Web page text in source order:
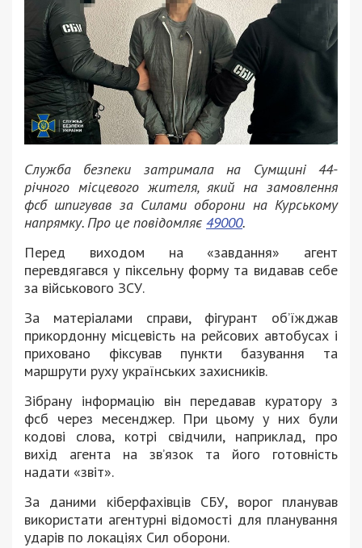
Служба безпеки затримала на Сумщині 44-
річного місцевого жителя, який на замовлення
фсб шпигував за Силами оборони на Курському
напрямку. Про це повідомляє 49000.
Перед виходом на «завдання» агент
перевдягався у піксельну форму та видавав себе
за військового ЗСУ.
За матеріалами справи, фігурант об’їжджав
прикордонну місцевість на рейсових автобусах і
приховано фіксував пункти базування та
маршрути руху українських захисників.
Зібрану інформацію він передавав куратору з
фсб через месенджер. При цьому у них були
кодові слова, котрі свідчили, наприклад, про
вихід агента на зв’язок та його готовність
надати «звіт».
За даними кіберфахівців СБУ, ворог планував
використати агентурні відомості для планування
ударів по локаціях Сил оборони.